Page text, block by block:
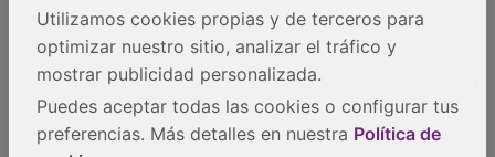
Desde la Consejería de Desarrollo Sostenible se han
trasladado también propuestas sobre el impacto del
trasvase, la presencia del mejillón cebra, la declaración
de aguas trucheras protegidas y aspectos de salud
pública vinculados al consumo, baño y reutilización.
Utilizamos cookies propias y de terceros para
optimizar nuestro sitio, analizar el tráfico y
mostrar publicidad personalizada.
Puedes aceptar todas las cookies o configurar tus
preferencias. Más detalles en nuestra Política de